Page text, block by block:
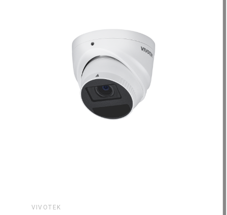
VIVOTEK